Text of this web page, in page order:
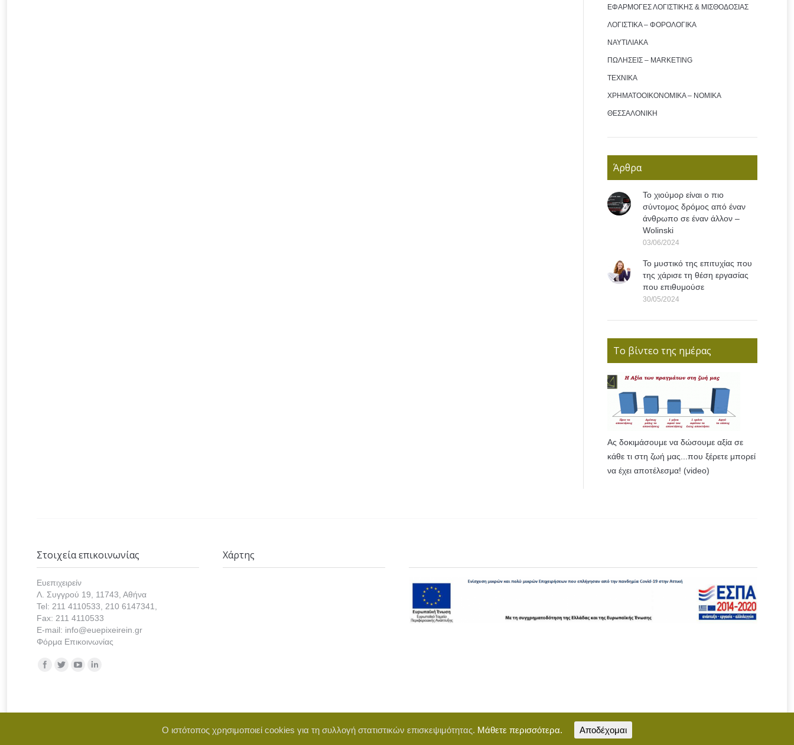
ΕΦΑΡΜΟΓΕΣ ΛΟΓΙΣΤΙΚΗΣ & ΜΙΣΘΟΔΟΣΙΑΣ
ΛΟΓΙΣΤΙΚΑ – ΦΟΡΟΛΟΓΙΚΑ
ΝΑΥΤΙΛΙΑΚΑ
ΠΩΛΗΣΕΙΣ – MARKETING
ΤΕΧΝΙΚΑ
ΧΡΗΜΑΤΟΟΙΚΟΝΟΜΙΚΑ – ΝΟΜΙΚΑ
ΘΕΣΣΑΛΟΝΙΚΗ
Άρθρα
Το χιούμορ είναι ο πιο
σύντομος δρόμος από έναν
άνθρωπο σε έναν άλλον –
Wolinski
03/06/2024
Το μυστικό της επιτυχίας που
της χάρισε τη θέση εργασίας
που επιθυμούσε
30/05/2024
Το βίντεο της ημέρας
Ας δοκιμάσουμε να δώσουμε αξία σε
κάθε τι στη ζωή μας...που ξέρετε μπορεί
να έχει αποτέλεσμα! (video)
Στοιχεία επικοινωνίας
Ευεπιχειρείν
Λ. Συγγρού 19, 11743, Αθήνα
Tel: 211 4110533, 210 6147341,
Fax: 211 4110533
E-mail: info@euepixeirein.gr
Φόρμα Επικοινωνίας
Find us on:
Χάρτης
Copyright © 2021 euepixeirein.gr | Developed by BigWebTheory
Ο ιστότοπος χρησιμοποιεί cookies για τη συλλογή στατιστικών επισκεψιμότητας. Μάθετε περισσότερα. Αποδέχομαι